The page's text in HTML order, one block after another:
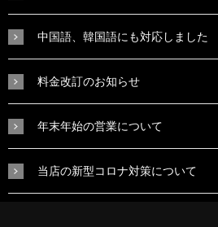
中国語、韓国語にも対応しました
料金改訂のお知らせ
年末年始の営業について
当店の新型コロナ対策について